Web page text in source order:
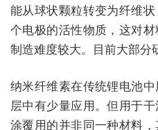
能从球状颗粒转变为纤维
个电极的活性物质，这对
制造难度较大。目前大部分
纳米纤维素在传统锂电池
层中有少量应用。但用于
涂覆用的并非同一种材料